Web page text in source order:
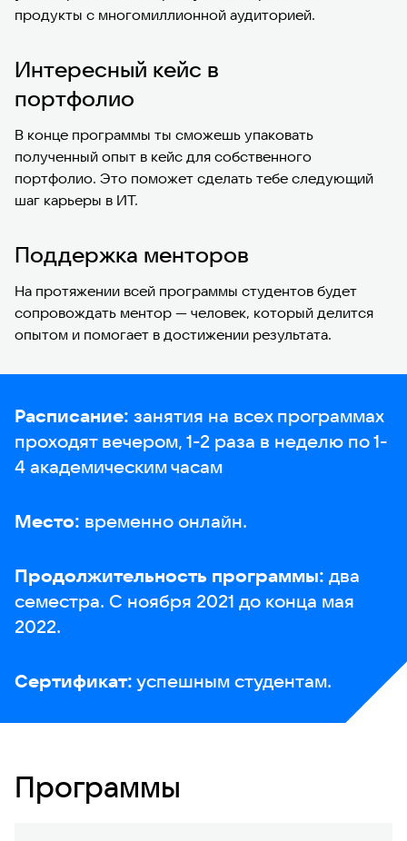
продукты с многомиллионной аудиторией.
Интересный кейс в
портфолио
В конце программы ты сможешь упаковать
полученный опыт в кейс для собственного
портфолио. Это поможет сделать тебе следующий
шаг карьеры в ИТ.
Поддержка менторов
На протяжении всей программы студентов будет
сопровождать ментор — человек, который делится
опытом и помогает в достижении результата.
Расписание: занятия на всех программах
проходят вечером, 1-2 раза в неделю по 1-
4 академическим часам
Место: временно онлайн.
Продолжительность программы: два
семестра. С ноября 2021 до конца мая
2022.
Сертификат: успешным студентам.
Программы